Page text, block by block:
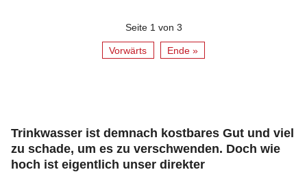
Seite 1 von 3
Vorwärts Ende »
Trinkwasser ist demnach kostbares Gut und viel
zu schade, um es zu verschwenden. Doch wie
hoch ist eigentlich unser direkter